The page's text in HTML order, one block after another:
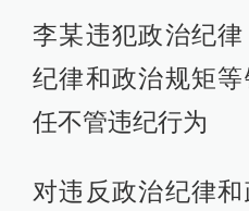
李某违犯政治纪
纪律和政治规矩
任不管违纪行为
对违反政治纪律